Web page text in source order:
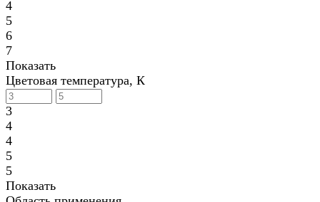
4
5
6
7
Показать
Цветовая температура, К
3
4
4
5
5
Показать